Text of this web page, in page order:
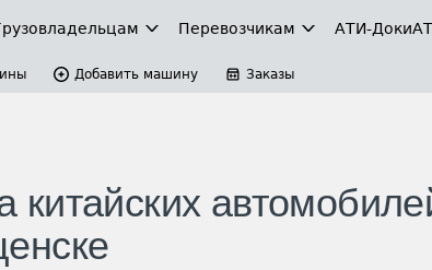
Перевозчикам АТИ-Доки
Добавить машину Заказы